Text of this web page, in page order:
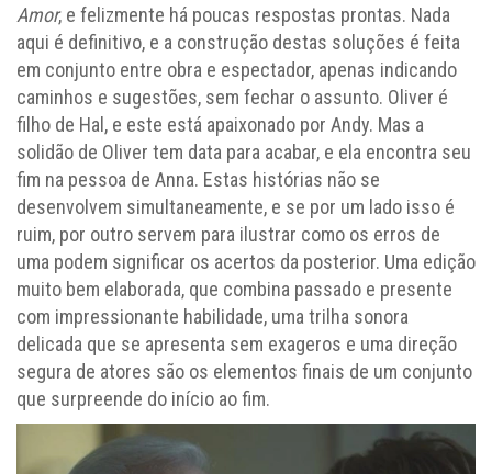
Amor, e felizmente há poucas respostas prontas. Nada
aqui é definitivo, e a construção destas soluções é feita
em conjunto entre obra e espectador, apenas indicando
caminhos e sugestões, sem fechar o assunto. Oliver é
filho de Hal, e este está apaixonado por Andy. Mas a
solidão de Oliver tem data para acabar, e ela encontra seu
fim na pessoa de Anna. Estas histórias não se
desenvolvem simultaneamente, e se por um lado isso é
ruim, por outro servem para ilustrar como os erros de
uma podem significar os acertos da posterior. Uma edição
muito bem elaborada, que combina passado e presente
com impressionante habilidade, uma trilha sonora
delicada que se apresenta sem exageros e uma direção
segura de atores são os elementos finais de um conjunto
que surpreende do início ao fim.